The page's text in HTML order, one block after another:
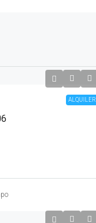
ALQUILER